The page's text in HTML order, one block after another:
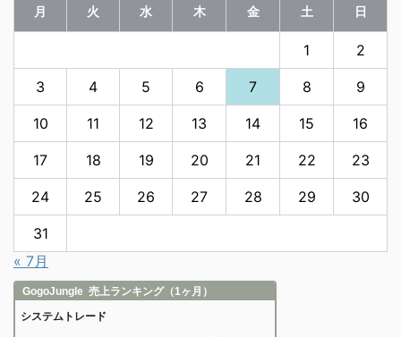
月 火 水 木 金 土 日
1 2
3 4 5 6 7 8 9
10 11 12 13 14 15 16
17 18 19 20 21 22 23
24 25 26 27 28 29 30
31
« 7月